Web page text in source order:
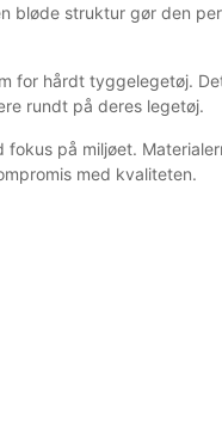
bløde struktur gør den
for hårdt tyggelegetøj.
rundt på deres legetøj.
på miljøet.
med kvaliteten.